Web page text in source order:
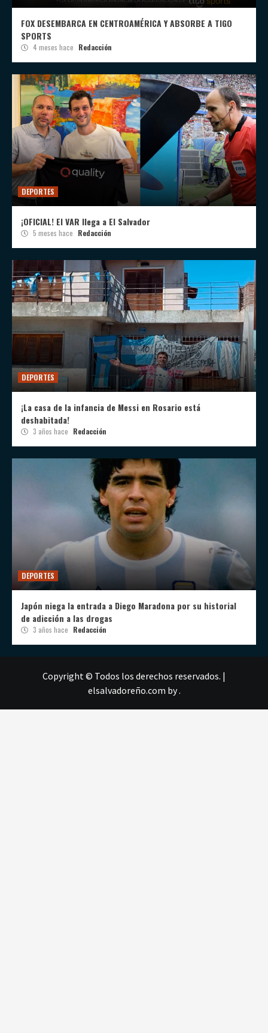
FOX DESEMBARCA EN CENTROAMÉRICA Y ABSORBE A TIGO
SPORTS
4 meses hace Redacción
DEPORTES
¡OFICIAL! El VAR llega a El Salvador
5 meses hace Redacción
DEPORTES
¡La casa de la infancia de Messi en Rosario está
deshabitada!
3 años hace Redacción
DEPORTES
Japón niega la entrada a Diego Maradona por su historial
de adicción a las drogas
3 años hace Redacción
Copyright © Todos los derechos reservados. |
elsalvadoreño.com by .